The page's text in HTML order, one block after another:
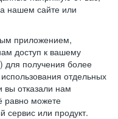
нашем сайте или
приложением,
доступ к вашему
для получения более
отдельных
вы отказали нам
равно можете
сервис или продукт.